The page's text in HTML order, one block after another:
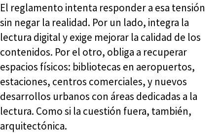
El reglamento intenta responder a esa tensión
sin negar la realidad. Por un lado, integra la
lectura digital y exige mejorar la calidad de los
contenidos. Por el otro, obliga a recuperar
espacios físicos: bibliotecas en aeropuertos,
estaciones, centros comerciales, y nuevos
desarrollos urbanos con áreas dedicadas a la
lectura. Como si la cuestión fuera, también,
arquitectónica.